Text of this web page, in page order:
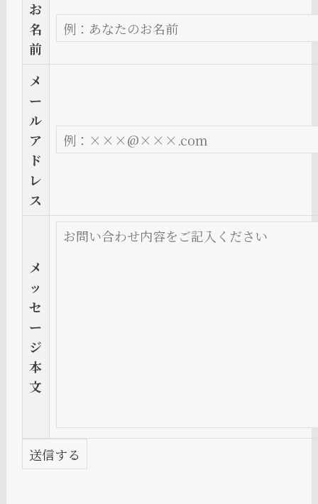
お
名
前
メ
ー
ル
ア
ド
レ
ス
メ
ッ
セ
ー
ジ
本
文